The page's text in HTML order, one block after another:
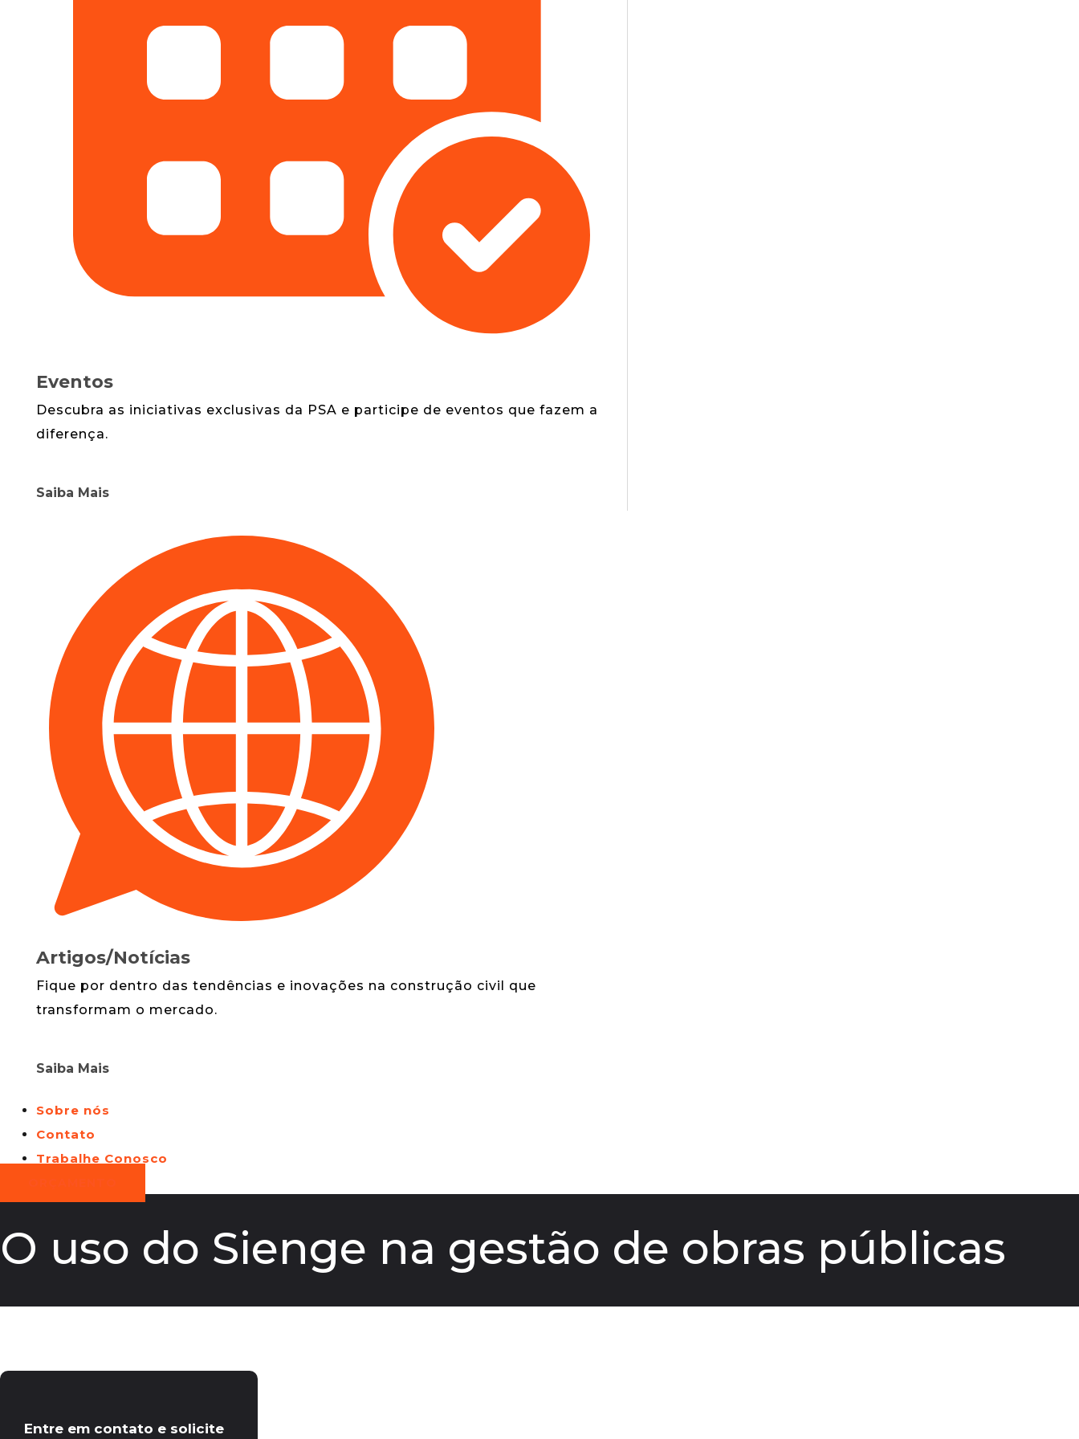
Eventos
Descubra as iniciativas exclusivas da PSA e participe de eventos que fazem a
diferença.
Saiba Mais
Artigos/Notícias
Fique por dentro das tendências e inovações na construção civil que
transformam o mercado.
Saiba Mais
Sobre nós
Contato
Trabalhe Conosco
O uso do Sienge na gestão de obras públicas
Entre em contato e solicite